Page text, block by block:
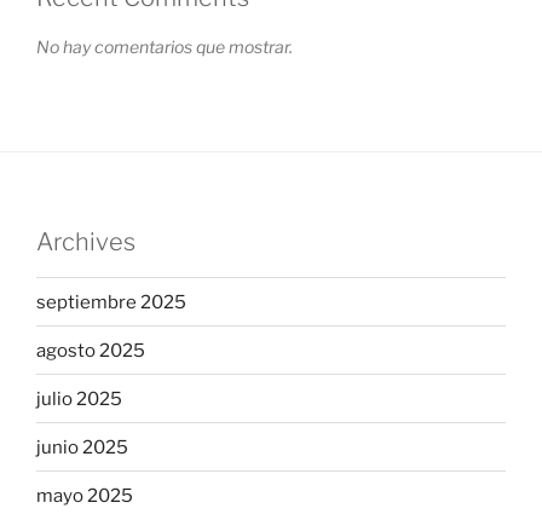
No hay comentarios que mostrar.
Archives
septiembre 2025
agosto 2025
julio 2025
junio 2025
mayo 2025